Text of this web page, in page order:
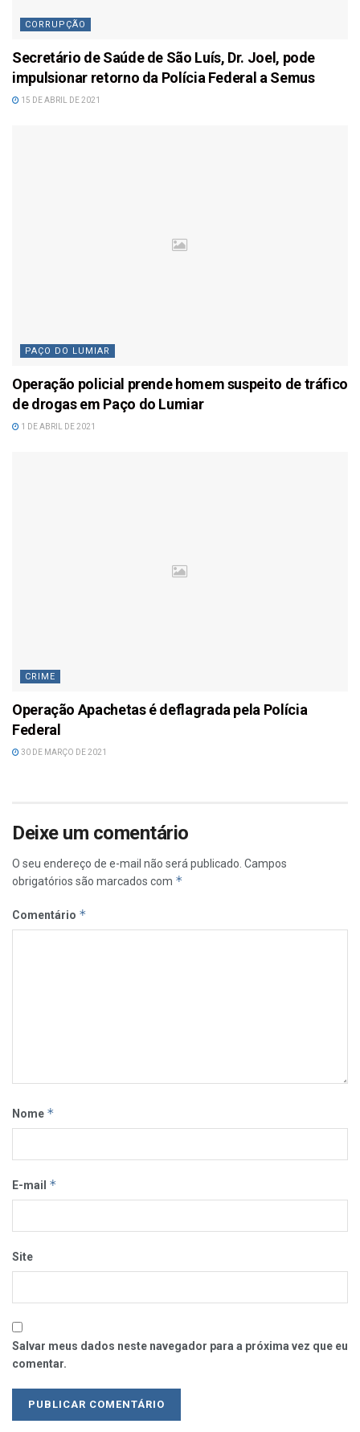
CORRUPÇÃO
Secretário de Saúde de São Luís, Dr. Joel, pode
impulsionar retorno da Polícia Federal a Semus
15 DE ABRIL DE 2021
PAÇO DO LUMIAR
Operação policial prende homem suspeito de tráfico
de drogas em Paço do Lumiar
1 DE ABRIL DE 2021
CRIME
Operação Apachetas é deflagrada pela Polícia
Federal
30 DE MARÇO DE 2021
Deixe um comentário
O seu endereço de e-mail não será publicado. Campos
obrigatórios são marcados com *
Comentário *
Nome *
E-mail *
Site
Salvar meus dados neste navegador para a próxima vez que eu
comentar.